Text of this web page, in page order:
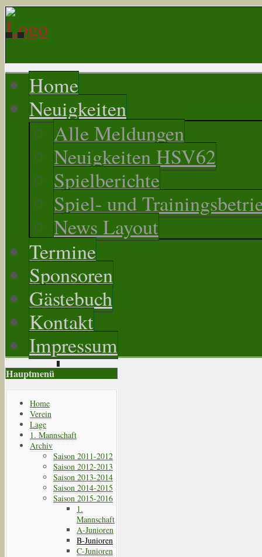
Home
Neuigkeiten
Alle Meldungen
Neuigkeiten HSV62
Spielberichte
Spiel- und
News Layout
Termine
Sponsoren
Gästebuch
Kontakt
Impressum
Hauptmenü
Home
Verein
Lage
1. Mannschaft
Archiv
Saison 2011-2012
Saison 2012-2013
Saison 2013-2014
Saison 2014-2015
Saison 2015-2016
1.
Mannschaft
A-Junioren
B-Junioren
C-Junioren